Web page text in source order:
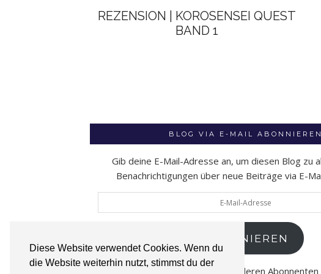
Diese Website verwendet Cookies. Wenn du
die Website weiterhin nutzt, stimmst du der
REZENSION | KOROSENSEI QUEST
BAND 1
BLOG VIA E-MAIL ABONNIEREN
Gib deine E-Mail-Adresse an, um diesen Blog zu
Benachrichtigungen über neue Beiträge via E-
Mail-
ABONNIEREN
Schließe dich 52 anderen Abonnenten